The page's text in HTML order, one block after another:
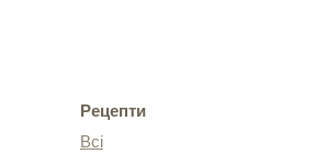
Рецепти
Всі